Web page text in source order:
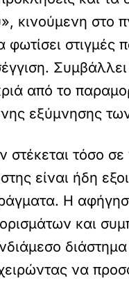
κινούμενη στο
φωτίσει στιγμές
από το
εξύμνησης
στέκεται τόσο
είναι ήδη
Η
και
να